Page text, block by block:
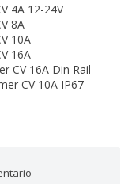
4A 12-24V
8A
10A
16A
CV 16A Din Rail
CV 10A IP67